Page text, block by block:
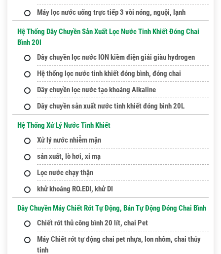
Máy lọc nước uống trực tiếp 3 vòi nóng, nguội, lạnh
Hệ Thống Dây Chuyền Sản Xuất Lọc Nước Tinh Khiết Đóng Chai
Bình 20l
Dây chuyền lọc nước ION kiềm điện giải giàu hydrogen
Hệ thống lọc nước tinh khiết đóng bình, đóng chai
Dây chuyền lọc nước tạo khoáng Alkaline
Dây chuyền sản xuất nước tinh khiết đóng bình 20L
Hệ Thống Xử Lý Nước Tinh Khiết
Xử lý nước nhiễm mặn
sản xuất, lò hơi, xi mạ
Lọc nước chạy thận
khử khoáng RO.EDI, khử DI
Dây Chuyền Máy Chiết Rót Tự Động, Bán Tự Động Đóng Chai Bình
Chiết rót thủ công bình 20 lít, chai Pet
Máy Chiết rót tự động chai pet nhựa, lon nhôm, chai thủy
tinh